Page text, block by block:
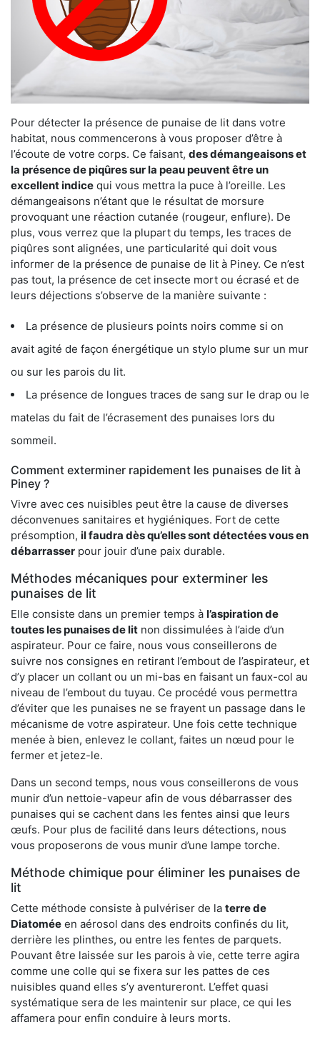
Pour détecter la présence de punaise de lit dans votre
habitat, nous commencerons à vous proposer d’être à
l’écoute de votre corps. Ce faisant, des démangeaisons et
la présence de piqûres sur la peau peuvent être un
excellent indice qui vous mettra la puce à l’oreille. Les
démangeaisons n’étant que le résultat de morsure
provoquant une réaction cutanée (rougeur, enflure). De
plus, vous verrez que la plupart du temps, les traces de
piqûres sont alignées, une particularité qui doit vous
informer de la présence de punaise de lit à Piney. Ce n’est
pas tout, la présence de cet insecte mort ou écrasé et de
leurs déjections s’observe de la manière suivante :
La présence de plusieurs points noirs comme si on
avait agité de façon énergétique un stylo plume sur un mur
ou sur les parois du lit.
La présence de longues traces de sang sur le drap ou le
matelas du fait de l’écrasement des punaises lors du
sommeil.
Comment exterminer rapidement les punaises de lit à
Piney ?
Vivre avec ces nuisibles peut être la cause de diverses
déconvenues sanitaires et hygiéniques. Fort de cette
présomption, il faudra dès qu’elles sont détectées vous en
débarrasser pour jouir d’une paix durable.
Méthodes mécaniques pour exterminer les
punaises de lit
Elle consiste dans un premier temps à l’aspiration de
toutes les punaises de lit non dissimulées à l’aide d’un
aspirateur. Pour ce faire, nous vous conseillerons de
suivre nos consignes en retirant l’embout de l’aspirateur, et
d’y placer un collant ou un mi-bas en faisant un faux-col au
niveau de l’embout du tuyau. Ce procédé vous permettra
d’éviter que les punaises ne se frayent un passage dans le
mécanisme de votre aspirateur. Une fois cette technique
menée à bien, enlevez le collant, faites un nœud pour le
fermer et jetez-le.
Dans un second temps, nous vous conseillerons de vous
munir d’un nettoie-vapeur afin de vous débarrasser des
punaises qui se cachent dans les fentes ainsi que leurs
œufs. Pour plus de facilité dans leurs détections, nous
vous proposerons de vous munir d’une lampe torche.
Méthode chimique pour éliminer les punaises de
lit
Cette méthode consiste à pulvériser de la terre de
Diatomée en aérosol dans des endroits confinés du lit,
derrière les plinthes, ou entre les fentes de parquets.
Pouvant être laissée sur les parois à vie, cette terre agira
comme une colle qui se fixera sur les pattes de ces
nuisibles quand elles s’y aventureront. L’effet quasi
systématique sera de les maintenir sur place, ce qui les
affamera pour enfin conduire à leurs morts.